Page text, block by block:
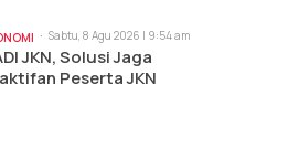
Sabtu, 8 Agu 2026 | 9:54 am
JKN, Solusi Jaga
Peserta JKN